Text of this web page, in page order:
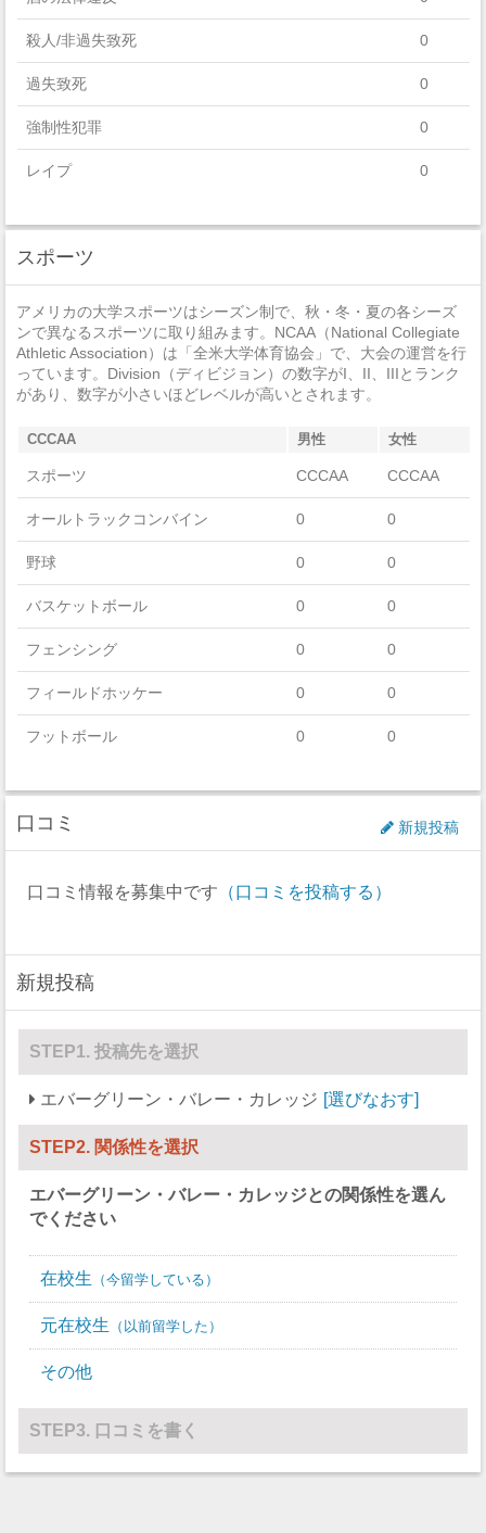
殺人/非過失致死 0
過失致死 0
強制性犯罪 0
レイプ 0
非強制性犯罪
法定強姦 0
強盗
加重暴行
窃盗 0
自動車盗難
放火
スポーツ
アメリカの大学スポーツはシーズン制で、秋・冬・夏の各シーズ
ンで異なるスポーツに取り組みます。NCAA（National Collegiate
Athletic Association）は「全米大学体育協会」で、大会の運営を行
っています。Division（ディビジョン）の数字がI、II、IIIとランク
があり、数字が小さいほどレベルが高いとされます。
CCCAA 男性 女性
スポーツ CCCAA CCCAA
オールトラックコンバイン 0 0
野球 0 0
バスケットボール 0 0
フェンシング 0 0
フィールドホッケー 0 0
フットボール 0 0
アイスホッケー 0
セーリング 0 0
スキー
スカッシュ 0 0
競泳/飛び込み 0 0
テニス
バレーボール 0 0
水球 0 0
口コミ 新規投稿
口コミ情報を募集中です （口コミを投稿する）
新規投稿
STEP1. 投稿先を選択
エバーグリーン・バレー・カレッジ 選びなおす
STEP2. 関係性を選択
エバーグリーン・バレー・カレッジとの関係性を選ん
でください
在校生 今留学している
元在校生 以前留学した
その他
STEP3. 口コミを書く